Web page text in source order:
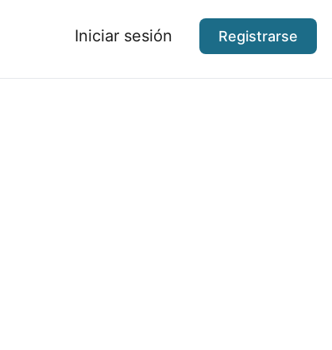
Iniciar sesión Registrarse